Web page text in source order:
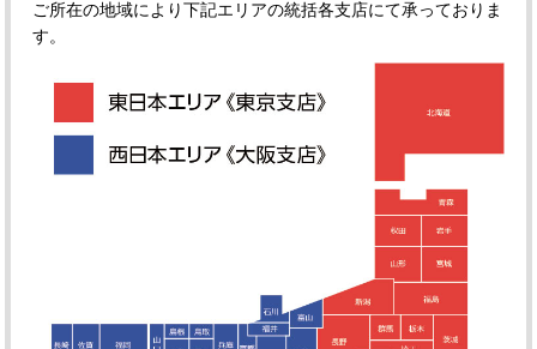
ご所在の地域により下記エリアの統括各支店にて承っておりま
す。